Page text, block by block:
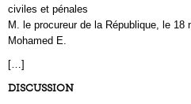
civiles et pénales
M. le procureur de la République, le 18
Mohamed E.
[…]
DISCUSSION